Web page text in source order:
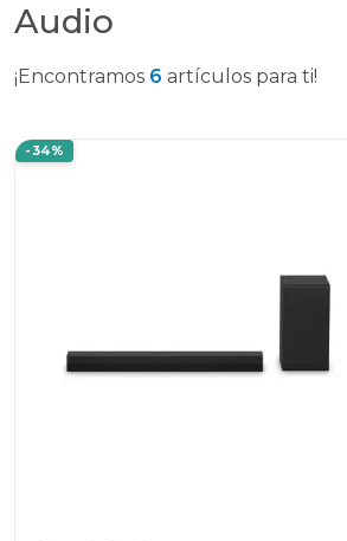
Audio
¡Encontramos 6 artículos para ti!
-34%